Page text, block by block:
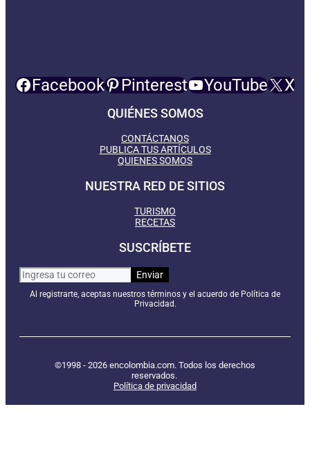
Facebook Pinterest YouTube X
QUIÉNES SOMOS
CONTÁCTANOS
PUBLICA TUS ARTÍCULOS
QUIENES SOMOS
NUESTRA RED DE SITIOS
TURISMO
RECETAS
SUSCRÍBETE
Al registrarte, aceptas nuestros términos y el acuerdo de Política de
Privacidad.
©1998 - 2026 encolombia.com. Todos los derechos
reservados.
Política de privacidad